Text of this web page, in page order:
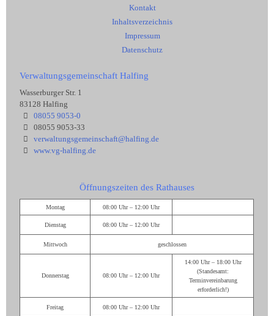
Kontakt
Inhaltsverzeichnis
Impressum
Datenschutz
Verwaltungsgemeinschaft Halfing
Wasserburger Str. 1
83128 Halfing
08055 9053-0
08055 9053-33
verwaltungsgemeinschaft@halfing.de
www.vg-halfing.de
Öffnungszeiten des Rathauses
Montag 08:00 Uhr – 12:00 Uhr
Dienstag 08:00 Uhr – 12:00 Uhr
Mittwoch geschlossen
Donnerstag 08:00 Uhr – 12:00 Uhr
14:00 Uhr – 18:00 Uhr
(Standesamt:
Terminvereinbarung
erforderlich!)
Freitag 08:00 Uhr – 12:00 Uhr